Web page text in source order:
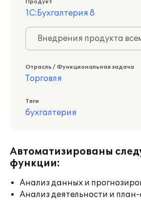
Продукт
1С:Бухгалтерия 8
Внедрения продукта
Отрасль / Функциональная задача
Торговля
Теги
бухгалтерия
Автоматизированы
функции:
Анализ данных и
Анализ деятельности и